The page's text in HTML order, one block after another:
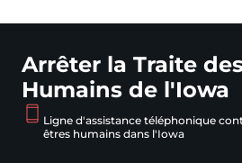
Arrêter la Traite
Humains de l'Iowa
Ligne d'assistance téléphonique
êtres humains dans l'Iowa